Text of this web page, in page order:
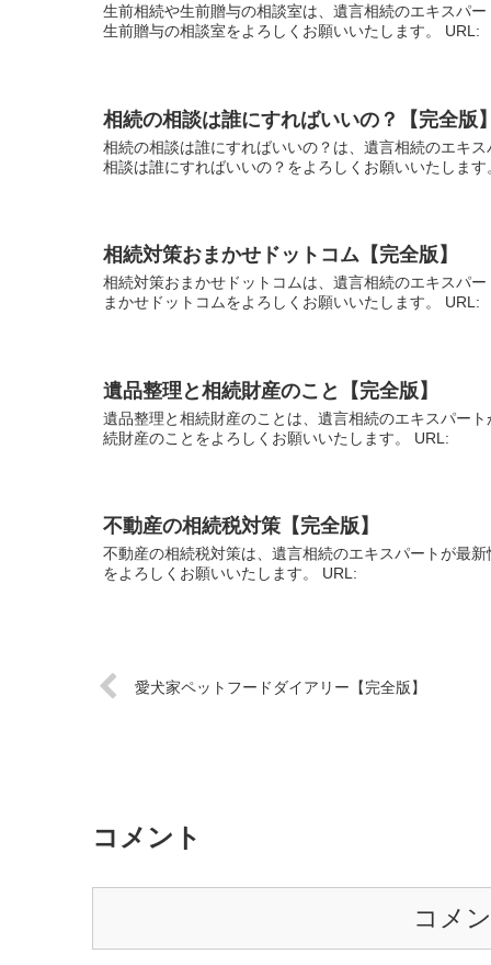
生前相続や生前贈与の相談室は、遺言相続のエキスパ
生前贈与の相談室をよろしくお願いいたします。 URL:
相続の相談は誰にすればいいの？【完全版】
相続の相談は誰にすればいいの？は、遺言相続のエキ
相談は誰にすればいいの？をよろしくお願いいたしま
相続対策おまかせドットコム【完全版】
相続対策おまかせドットコムは、遺言相続のエキスパ
まかせドットコムをよろしくお願いいたします。 URL:
遺品整理と相続財産のこと【完全版】
遺品整理と相続財産のことは、遺言相続のエキスパー
続財産のことをよろしくお願いいたします。 URL:
不動産の相続税対策【完全版】
不動産の相続税対策は、遺言相続のエキスパートが最
をよろしくお願いいたします。 URL:
愛犬家ペットフードダイアリー【完全版】
コメント
コメ